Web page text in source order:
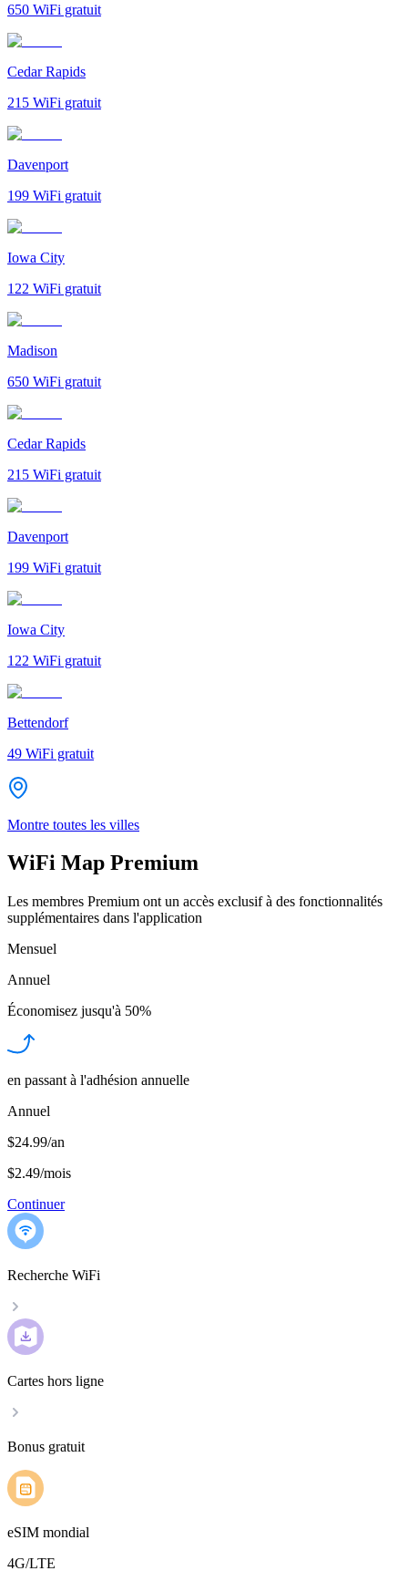
650 WiFi gratuit
Cedar Rapids
215 WiFi gratuit
Davenport
199 WiFi gratuit
Iowa City
122 WiFi gratuit
Madison
650 WiFi gratuit
Cedar Rapids
215 WiFi gratuit
Davenport
199 WiFi gratuit
Iowa City
122 WiFi gratuit
Bettendorf
49 WiFi gratuit
Montre toutes les villes
WiFi Map Premium
Les membres Premium ont un accès exclusif à des fonctionnalités
supplémentaires dans l'application
Mensuel
Annuel
Économisez jusqu'à 50%
en passant à l'adhésion annuelle
Annuel
$24.99/an
$2.49/mois
Continuer
Recherche WiFi
Cartes hors ligne
Bonus gratuit
eSIM mondial
4G/LTE